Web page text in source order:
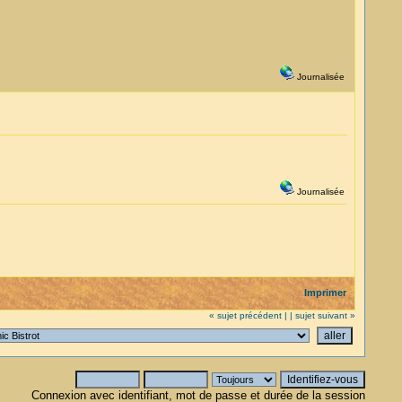
Journalisée
Journalisée
Imprimer
« sujet précédent | | sujet suivant »
Connexion avec identifiant, mot de passe et durée de la session